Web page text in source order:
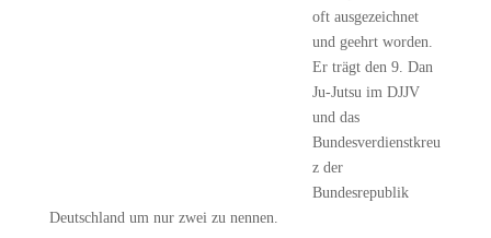
oft ausgezeichnet
und geehrt worden.
Er trägt den 9. Dan
Ju-Jutsu im DJJV
und das
Bundesverdienstkreu
z der
Bundesrepublik
Deutschland um nur zwei zu nennen.